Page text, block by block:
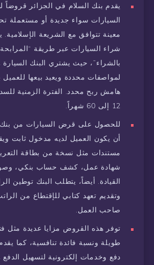
يقدم بنك السلام في الجزائر قروضاً
السيارات سواء جديدة أو
معينة تتوافق مع الشريعة الإسلامية.
شراء السيارات عبر طريقة “المرابحة
بالشراء”، حيث يشتري البنك السيارة
لمواصفات محددة ويعيد بيعها
هامش ربح محدد. الفترة الزمنية
12 إلى 60 شهراً.
للحصول على قرض السيارات من بنك
أن يكون العميل لديه مدخول ثابت
مستندات مثل نسخة من بطاقة
شهادة عمل، كشف حساب بنكي،
القيادة. أيضاً، يتطلب البنك توطين
وتقديم تعهد كتابي للإقتطاع من
صاحب العمل.
توفر هذه القروض مزايا عديدة مثل
طويلة ونسبة فائدة تنافسية، كما
دفع وخدمات إلكترونية لتسهيل